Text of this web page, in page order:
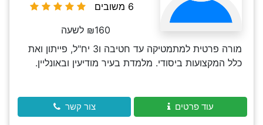
6 משובים
₪160 לשעה
מורה פרטית למתמטיקה עד חטיבה ו3 יח"ל, פייתון ואת
כלל המקצועות ביסודי. מלמדת בעיר מודיעין ובאונליין.
עוד פרטים צור קשר